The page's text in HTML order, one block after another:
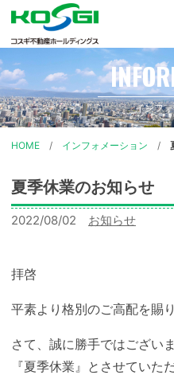
インフ
HOME インフォメーション
夏季休業のお知らせ
2022/08/02
カ
お知らせ
拝啓
平素より格別のご高配を賜
さて、誠に勝手ではござい
『夏季休業』とさせていた